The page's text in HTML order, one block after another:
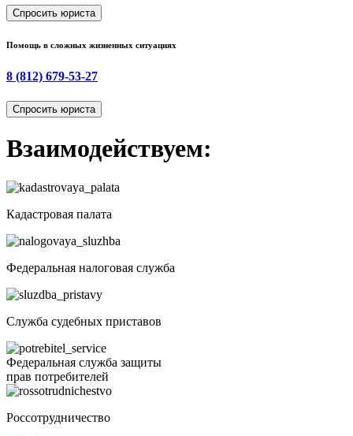
Спросить юриста
Помощь в сложных жизненных ситуациях
8 (812) 679-53-27
Спросить юриста
Взаимодействуем:
Кадастровая палата
Федеральная налоговая служба
Служба судебных приставов
Федеральная служба защиты
прав потребителей
Россотрудничество